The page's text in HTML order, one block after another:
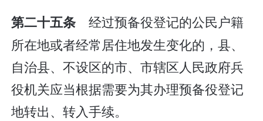
第二十五条经过预备役登记的公民户籍
所在地或者经常居住地发生变化的，县、
自治县、不设区的市、市辖区人民政府兵
役机关应当根据需要为其办理预备役登记
地转出、转入手续。